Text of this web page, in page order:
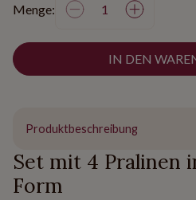
Menge:
IN DEN
Produktbeschreibung
Set mit 4 Pralinen
Form